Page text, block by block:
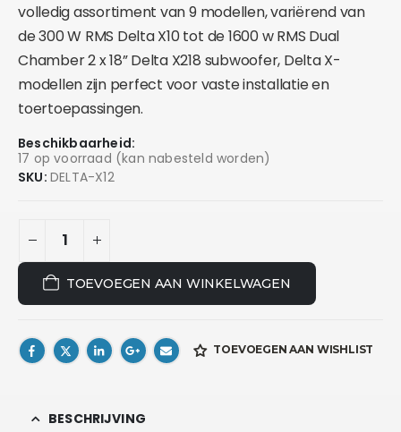
volledig assortiment van 9 modellen, variërend van
de 300 W RMS Delta X10 tot de 1600 w RMS Dual
Chamber 2 x 18” Delta X218 subwoofer, Delta X-
modellen zijn perfect voor vaste installatie en
toertoepassingen.
Beschikbaarheid:
17 op voorraad (kan nabesteld worden)
SKU: DELTA-X12
TOEVOEGEN AAN WINKELWAGEN
TOEVOEGEN AAN WISHLIST
BESCHRIJVING